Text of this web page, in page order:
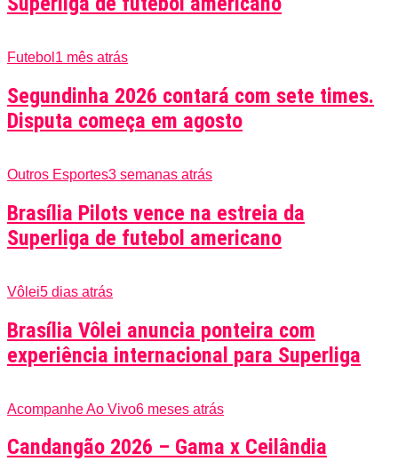
Futebol 1 mês atrás
Segundinha 2026 contará com sete times.
Disputa começa em agosto
Outros Esportes3 semanas atrás
Brasília Pilots vence na estreia da
Superliga de futebol americano
Vôlei5 dias atrás
Brasília Vôlei anuncia ponteira com
experiência internacional para Superliga
Acompanhe Ao Vivo6 meses atrás
Candangão 2026 – Gama x Ceilândia